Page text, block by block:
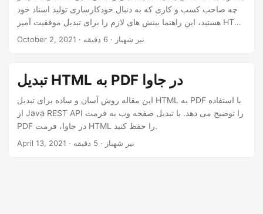
چه صاحب کسب و کاری که به دنبال خودکارسازی تولید اسناد خود
هستید، این راهنما بینش های لازم را برای تبدیل موفقیت آمیز HTML
به PDF در اختیار شما قرار می دهد. پتانسیل تبدیل محتوای وب خود
October 2, 2021 · نیر شهباز · 6 دقیقه
تبدیل HTML به PDF در جاوا
این مقاله روش آسان و ساده برای تبدیل HTML به PDF با استفاده
از Java REST API را توضیح می دهد. با تبدیل صفحه وب به فرمت
PDF در جاوا، فرمت HTML را حفظ کنید.
April 13, 2021 · نیر شهباز · 5 دقیقه